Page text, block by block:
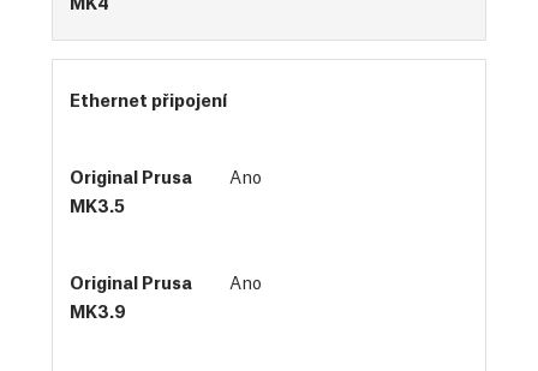
Ethernet připojení
Ano
Ano